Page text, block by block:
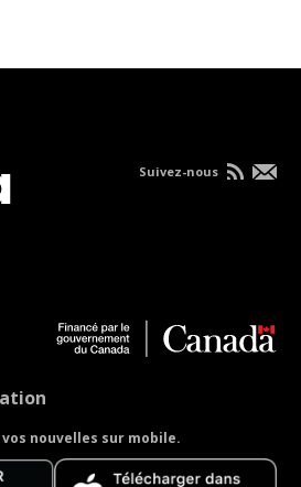
nouvelles sur mobile.
Suivez-nous